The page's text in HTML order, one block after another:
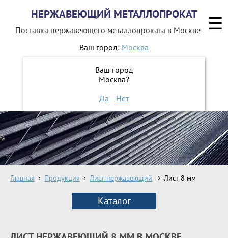
НЕРЖАВЕЮЩИЙ МЕТАЛЛОПРОКАТ
Поставка нержавеющего металлопроката в Москве
Ваш город: Москва
Ваш город
Москва?
Да
Нет
8 800 551-16-44
ЗАКАЗАТЬ ОБРАТНЫЙ ЗВОНОК
Главная Продукция Лист нержавеющий Лист 8 мм
Каталог
☰